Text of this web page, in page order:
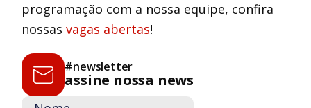
programação com a nossa equipe, confira
nossasvagas abertas!
#newsletter
assine nossa news